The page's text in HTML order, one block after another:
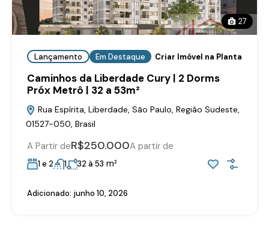
27
Lançamento Em Destaque Criar Imóvel na Planta
Caminhos da Liberdade Cury | 2 Dorms
Próx Metrô | 32 a 53m²
Rua Espírita, Liberdade, São Paulo, Região Sudeste,
01527-050, Brasil
A Partir deR$250.000A partir de
1 e 2 1 32 à 53 m²
Adicionado: junho 10, 2026